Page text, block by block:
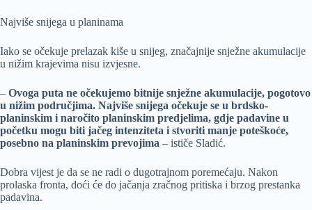
Najviše snijega u planinama
Iako se očekuje prelazak kiše u snijeg, značajnije snježne akumulacije
u nižim krajevima nisu izvjesne.
– Ovoga puta ne očekujemo bitnije snježne akumulacije, pogotovo
u nižim područjima. Najviše snijega očekuje se u brdsko-
planinskim i naročito planinskim predjelima, gdje padavine u
početku mogu biti jačeg intenziteta i stvoriti manje poteškoće,
posebno na planinskim prevojima – ističe Sladić.
Dobra vijest je da se ne radi o dugotrajnom poremećaju. Nakon
prolaska fronta, doći će do jačanja zračnog pritiska i brzog prestanka
padavina.